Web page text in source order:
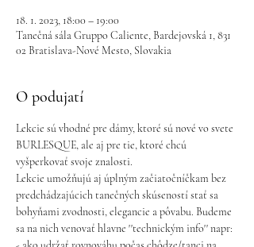
18. 1. 2023, 18:00 – 19:00
Tanečná sála Gruppo Caliente, Bardejovská 1, 831
02 Bratislava-Nové Mesto, Slovakia
O podujatí
Lekcie sú vhodné pre dámy, ktoré sú nové vo svete
BURLESQUE, ale aj pre tie, ktoré chcú
vyšperkovať svoje znalosti.
Lekcie umožňujú aj úplným začiatočníčkam bez
predchádzajúcich tanečných skúseností stať sa
bohyňami zvodnosti, elegancie a pôvabu. Budeme
sa na nich venovať hlavne ''technickým info'' napr: